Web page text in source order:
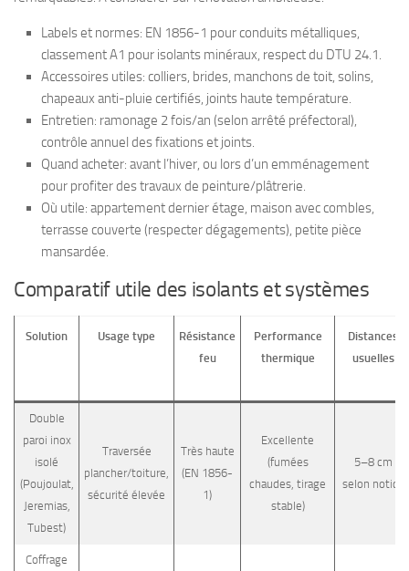
Labels et normes: EN 1856-1 pour conduits métalliques,
classement A1 pour isolants minéraux, respect du DTU 24.1.
Accessoires utiles: colliers, brides, manchons de toit, solins,
chapeaux anti-pluie certifiés, joints haute température.
Entretien: ramonage 2 fois/an (selon arrêté préfectoral),
contrôle annuel des fixations et joints.
Quand acheter: avant l’hiver, ou lors d’un emménagement
pour profiter des travaux de peinture/plâtrerie.
Où utile: appartement dernier étage, maison avec combles,
terrasse couverte (respecter dégagements), petite pièce
mansardée.
Comparatif utile des isolants et systèmes
Solution Usage type
Résistance
feu
Performance
thermique
Distances
usuelles
Double
paroi inox
isolé
(Poujoulat,
Jeremias,
Tubest)
Traversée
plancher/toiture,
sécurité élevée
Très haute
(EN 1856-
1)
Excellente
(fumées
chaudes, tirage
stable)
5–8 cm
selon notice
Coffrage